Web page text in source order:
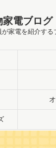
家電ブログ
家電を紹介する